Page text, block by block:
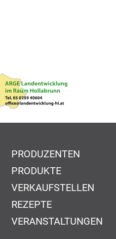
PRODUZENTEN
PRODUKTE
VERKAUFSTELLEN
REZEPTE
VERANSTALTUNGEN